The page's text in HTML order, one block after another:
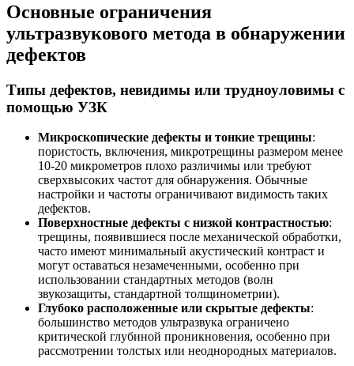
Основные ограничения
ультразвукового метода в обнаружении
дефектов
Типы дефектов, невидимы или трудноуловимы с
помощью УЗК
Микроскопические дефекты и тонкие трещины:
пористость, включения, микротрещины размером менее
10-20 микрометров плохо различимы или требуют
сверхвысоких частот для обнаружения. Обычные
настройки и частоты ограничивают видимость таких
дефектов.
Поверхностные дефекты с низкой контрастностью:
трещины, появившиеся после механической обработки,
часто имеют минимальный акустический контраст и
могут оставаться незамеченными, особенно при
использовании стандартных методов (волн
звукозащиты, стандартной толщинометрии).
Глубоко расположенные или скрытые дефекты:
большинство методов ультразвука ограничено
критической глубиной проникновения, особенно при
рассмотрении толстых или неоднородных материалов.